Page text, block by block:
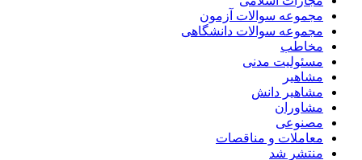
مجموعه سوالات آزمون
مجموعه سوالات دانشگاهی
مخاطب
مسئولیت مدنی
مشاهیر
مشاهیر دانش
مشاوران
مصنوعی
معاملات و مناقصات
منتشر شد